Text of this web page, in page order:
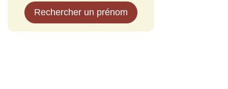
Rechercher un prénom